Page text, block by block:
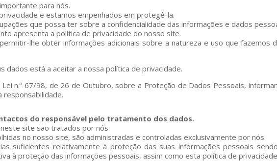
para nós.
e estamos empenhados em protegê-la.
que possa ter sobre a confidencialidade das informações e dados
apresenta a política de privacidade do nosso site.
lhe obter informações adicionais sobre a natureza e uso que
dados está a aceitar a nossa política de privacidade.
n.º 67/98, de 26 de Outubro, sobre a Proteção de Dados Pessoais,
responsabilidade.
do responsável pelo tratamento dos dados.
site são tratados por nós.
no nosso site, são administradas e controladas exclusivamente por nós.
suficientes relativamente à proteção das suas informações pessoais
à proteção das informações pessoais, assim como esta política de